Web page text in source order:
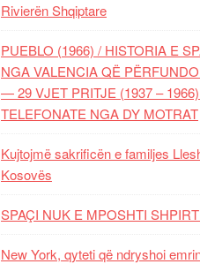
Rivierën Shqiptare
PUEBLO (1966) / HISTORIA E
NGA VALENCIA QË
— 29 VJET PRITJE (1937 –
TELEFONATE NGA DY MOTRAT
Kujtojmë sakrificën e familjes
Kosovës
SPAÇI NUK E MPOSHTI
New York, qyteti që ndryshoi